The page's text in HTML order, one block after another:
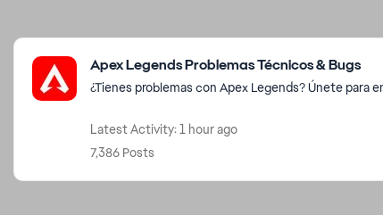
Featured Places
Apex Legends Problemas Técnicos & Bugs
¿Tienes problemas con Apex Legends? Únete para
Latest Activity: 1 hour ago
7,386 Posts